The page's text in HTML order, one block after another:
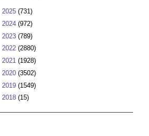
2025 (731)
2024 (972)
2023 (789)
2022 (2880)
2021 (1928)
2020 (3502)
2019 (1549)
2018 (15)